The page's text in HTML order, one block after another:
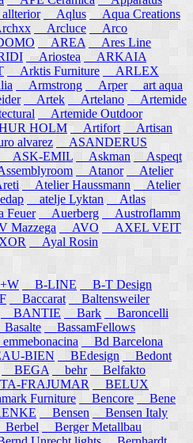
Aqlus Aqua Creations
Arcluce
Arco
AREA
Ares Line
Ariostea
ARKAIA
Arktis Furniture
ARLEX
Armstrong Arper
art aqua
Artek Artelano
Artemide
Artemide Outdoor
HOLM Artifort
Artisan
alvarez
ASANDERUS
ASK-EMIL Askman
Aspeqt
Atanor
Atelier
Atelier Haussmann
Atelier
atelje Lyktan
Atlas
Auerberg
Austroflamm
Mazzega AVO
AXEL VEIT
Ayal Rosin
B-LINE
B-T Design
Baccarat
Baltensweiler
BANTIE Bark
Baroncelli
BassamFellows
Bd Barcelona
BIEN BEdesign
Bedont
BEGA behr
Belfakto
FRAJUMAR
BELUX
Furniture Bencore
Bene
Bensen
Bensen Italy
Berbel
Berger Metallbau